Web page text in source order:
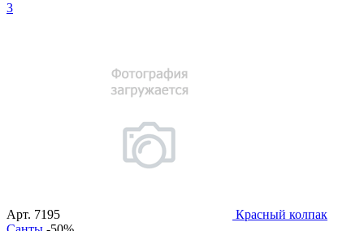
3
Арт. 7195
Красный колпак